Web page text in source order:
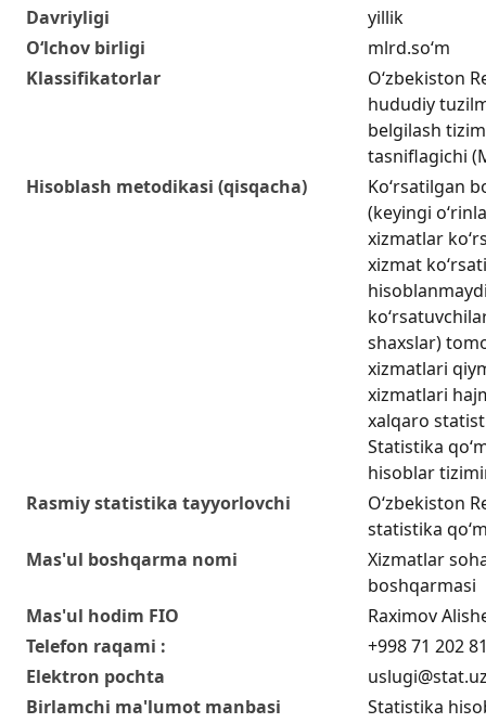
Davriyligi
yillik
O‘lchov birligi
mlrd.so‘m
Klassifikatorlar
O‘zbekiston
hududiy
belgilash
tasniflagichi
Hisoblash metodikasi (qisqacha)
Ko‘rsatilgan
(keyingi
xizmatlar
xizmat
shaxslar)
xizmatlari
xizmatlari
xalqaro
Statistika
hisoblar
Rasmiy statistika tayyorlovchi
O‘zbekiston
statistika
Mas'ul boshqarma nomi
Xizmatlar
boshqarmasi
Mas'ul hodim FIO
Raximov
Telefon raqami :
+998 71 202
Elektron pochta
Birlamchi ma'lumot manbasi
Statistika